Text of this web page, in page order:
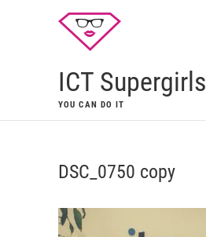
ICT Supergirls
YOU CAN DO IT
DSC_0750 copy